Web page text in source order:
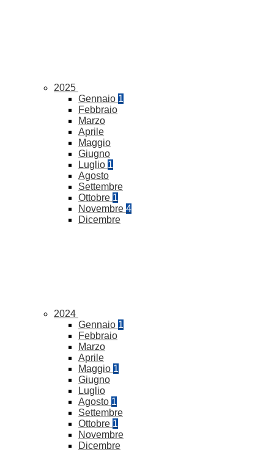
2025
Gennaio 1
Febbraio
Marzo
Aprile
Maggio
Giugno
Luglio 1
Agosto
Settembre
Ottobre 1
Novembre 4
Dicembre
2024
Gennaio 1
Febbraio
Marzo
Aprile
Maggio 1
Giugno
Luglio
Agosto 1
Settembre
Ottobre 1
Novembre
Dicembre